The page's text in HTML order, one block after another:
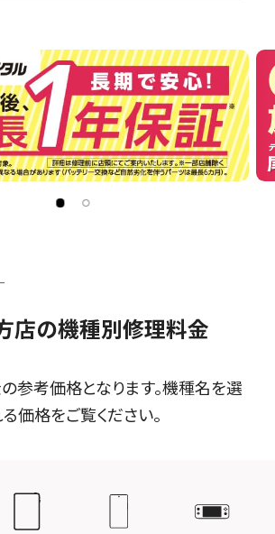
店の機種別修理料金
参考価格となります。機種名を選
価格をご覧ください。